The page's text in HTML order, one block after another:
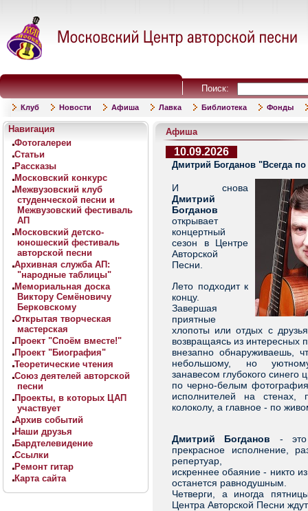
Поиск:
Клуб Новости Афиша Лавка Библиотека Фонды
Навигация
Фотогалереи
Статьи
Рассказы
Московский конкурс
Межвузовский клуб
студенческой песни и
Межвузовский фестиваль
АП
Московский детско-
юношеский фестиваль
авторской песни
Архивная служба АП:
"народные таблицы"
Мемориальная доска
Виктору Семёновичу
Берковскому
Открытая творческая
мастерская
Проект "Споём вместе!"
Проект "Биография"
Теоретические чтения
Союз деятелей авторской
песни
Проекты, в которых ЦАП
участвует
Архив событий
Наши друзья
Бардтелевидение
Ссылки
Ремонт гитар
Карта сайта
Афиша
10.09.2026
Дмитрий Богданов "Всегда по
И снова
Дмитрий
Богданов
открывает
концертный
сезон в Центре
Авторской
Песни.
Лето подходит к
концу.
Завершая
приятные
хлопоты или отдых с
возвращаясь из интересных
внезапно обнаруживаешь,
небольшому, но
занавесом глубокого синего
по черно-белым
исполнителей на стенах,
колоколу, а главное - по
Дмитрий Богданов - это
прекрасное исполнение,
репертуар,
искреннее обаяние - никто
останется равнодушным.
Четверги, а иногда
Центра Авторской Песни